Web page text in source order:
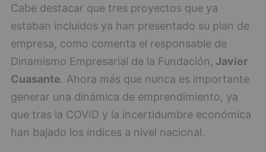
Cabe destacar que tres proyectos que ya
estaban incluidos ya han presentado su plan de
empresa, como comenta el responsable de
Dinamismo Empresarial de la Fundación, Javier
Cuasante. Ahora más que nunca es importante
generar una dinámica de emprendimiento, ya
que tras la COVID y la incertidumbre económica
han bajado los índices a nivel nacional.